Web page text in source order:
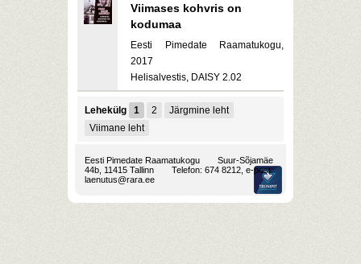
Viimases kohvris on
kodumaa
Eesti Pimedate Raamatukogu,
2017
Helisalvestis, DAISY 2.02
Lehekülg 1 2
Järgmine leht
Viimane leht
Eesti Pimedate Raamatukogu
Suur-Sõjamäe
44b, 11415 Tallinn
Telefon: 674 8212, e-post:
laenutus@rara.ee